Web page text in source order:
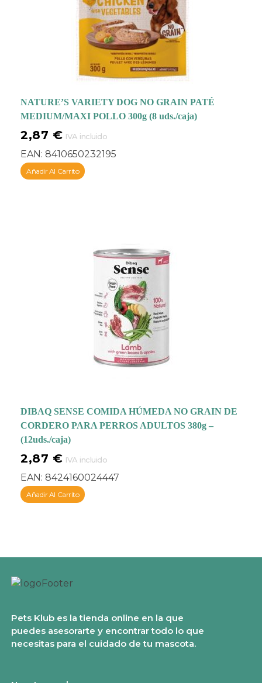
NATURE’S VARIETY DOG NO GRAIN PATÉ
MEDIUM/MAXI POLLO 300g (8 uds./caja)
2,87 € IVA incluido
EAN: 8410650232195
Añadir Al Carrito
DIBAQ SENSE COMIDA HÚMEDA NO GRAIN DE
CORDERO PARA PERROS ADULTOS 380g –
(12uds./caja)
2,87 € IVA incluido
EAN: 8424160024447
Añadir Al Carrito
Pets Klub es la tienda online en la que
puedes asesorarte y encontrar todo lo que
necesitas para el cuidado de tu mascota.